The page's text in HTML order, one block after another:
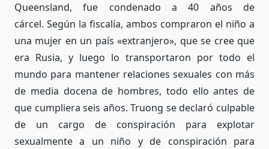
Queensland, fue condenado a 40 años de
cárcel. Según la fiscalía, ambos compraron el niño a
una mujer en un país «extranjero», que se cree que
era Rusia, y luego lo transportaron por todo el
mundo para mantener relaciones sexuales con más
de media docena de hombres, todo ello antes de
que cumpliera seis años. Truong se declaró culpable
de un cargo de conspiración para explotar
sexualmente a un niño y de conspiración para